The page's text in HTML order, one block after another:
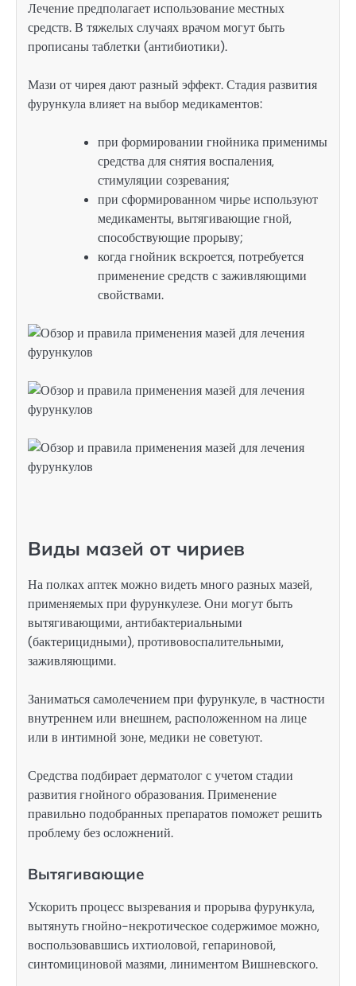
Лечение предполагает использование местных
средств. В тяжелых случаях врачом могут быть
прописаны таблетки (антибиотики).
Мази от чирея дают разный эффект. Стадия развития
фурункула влияет на выбор медикаментов:
при формировании гнойника применимы
средства для снятия воспаления,
стимуляции созревания;
при сформированном чирье используют
медикаменты, вытягивающие гной,
способствующие прорыву;
когда гнойник вскроется, потребуется
применение средств с заживляющими
свойствами.
Виды мазей от чириев
На полках аптек можно видеть много разных мазей,
применяемых при фурункулезе. Они могут быть
вытягивающими, антибактериальными
(бактерицидными), противовоспалительными,
заживляющими.
Заниматься самолечением при фурункуле, в частности
внутреннем или внешнем, расположенном на лице
или в интимной зоне, медики не советуют.
Средства подбирает дерматолог с учетом стадии
развития гнойного образования. Применение
правильно подобранных препаратов поможет решить
проблему без осложнений.
Вытягивающие
Ускорить процесс вызревания и прорыва фурункула,
вытянуть гнойно-некротическое содержимое можно,
воспользовавшись ихтиоловой, гепариновой,
синтомициновой мазями, линиментом Вишневского.